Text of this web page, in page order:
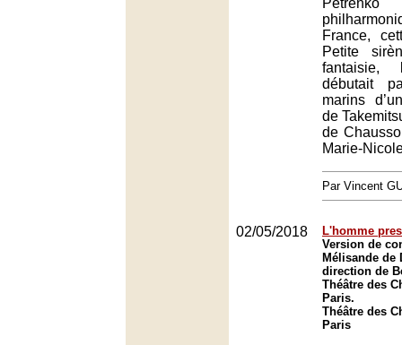
Petrenko
France,
Petite
fantaisie,
débutait
marins
de
de
Marie-
Par Vincent
02/05/2018
L'homme
Version de
Mélisande de
direction de
Théâtre des
Paris.
Théâtre des
Paris